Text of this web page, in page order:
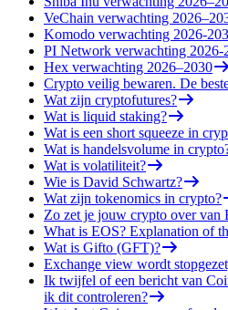
VeChain verwachting
Komodo verwachting 2026-
PI Network verwachting 2026-
Hex verwachting 2026–2030
Crypto veilig bewaren. De
Wat zijn cryptofutures?
Wat is liquid staking?
Wat is een short squeeze in
Wat is handelsvolume in
Wat is volatiliteit?
Wie is David Schwartz?
Wat zijn tokenomics in crypto?
Zo zet je jouw crypto over van
What is EOS? Explanation of
Wat is Gifto (GFT)?
Exchange view wordt
Ik twijfel of een bericht van
ik dit controleren?